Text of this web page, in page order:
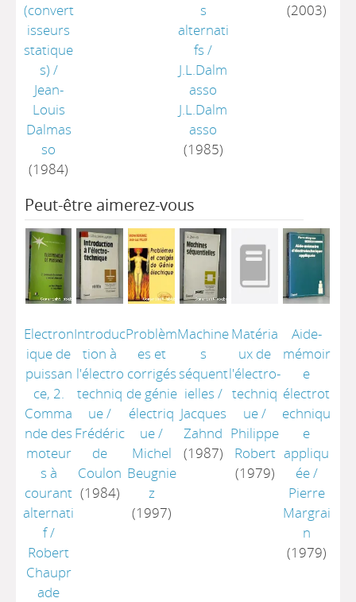
(convert
isseurs
statique
s) /
Jean-
Louis
Dalmas
so
(1984)
s
alternati
fs /
J.L.Dalm
asso
J.L.Dalm
asso
(1985)
(2003)
Peut-être aimerez-vous
Electron
ique de
puissan
ce, 2.
Comma
nde des
moteur
s à
courant
alternati
f/
Robert
Chaupr
ade
Introduc
tion à
l'électro
techniq
ue/
Frédéric
de
Coulon
(1984)
Problèm
es et
corrigés
de génie
électriq
ue/
Michel
Beugnie
z
(1997)
Machine
s
séquent
ielles /
Jacques
Zahnd
(1987)
Matéria
ux de
l'électro-
techniq
ue/
Philippe
Robert
(1979)
Aide-
mémoir
e
électrot
echniqu
e
appliqu
ée/
Pierre
Margrai
n
(1979)